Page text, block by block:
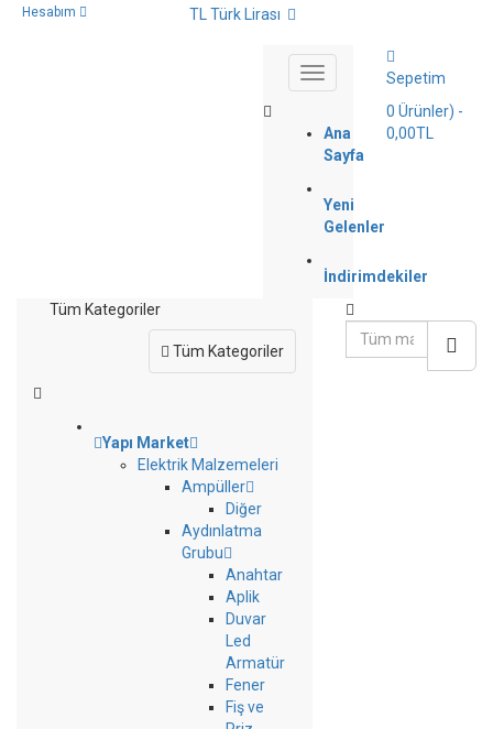
Hesabım
Ana
Sayfa
Yeni
Gelenler
İndirimdekiler
Sepetim
0 Ürünler) -
0,00TL
Tüm Kategoriler
Tüm Kategoriler
Yapı Market
Elektrik Malzemeleri
Ampüller
Diğer
Aydınlatma
Grubu
Anahtar
Aplik
Duvar
Led
Armatür
Fener
Fiş ve